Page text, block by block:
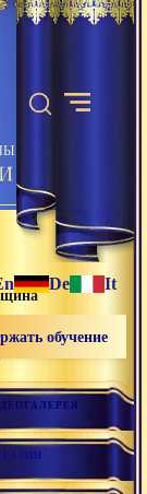
/
De It
обучение